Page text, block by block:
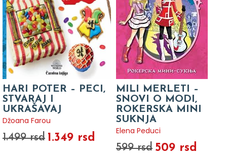
HARI POTER – PECI,
STVARAJ I
UKRAŠAVAJ
Džoana Farou
1.499 rsd 1.349 rsd
MILI MERLETI –
SNOVI O MODI,
ROKERSKA MINI
SUKNJA
Elena Peduci
599 rsd 509 rsd